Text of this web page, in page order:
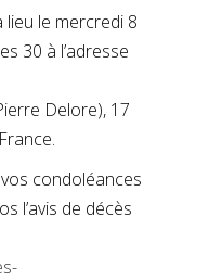
lieu le mercredi 8
30 à l’adresse
Delore), 17
condoléances
l’avis de décès